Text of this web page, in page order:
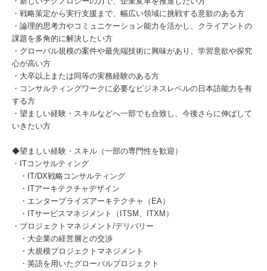
・戦略策定から実行支援まで、幅広い領域に挑戦する意欲のある方
・論理的思考力やコミュニケーション能力を活かし、クライアントの
課題を多角的に解決したい方
・グローバル規模の案件や最先端技術に興味があり、学習意欲や探究
心が高い方
・大卒以上または同等の実務経験のある方
・コンサルティングワークに必要なビジネスレベルの日本語能力を有
する方
・望ましい経験・スキルなどへ一部でも合致し、今後さらに伸ばして
いきたい方
◆望ましい経験・スキル（一部の専門性を歓迎）
・ITコンサルティング
・IT/DX戦略コンサルティング
・ITアーキテクチャデザイン
・エンタープライズアーキテクチャ（EA）
・ITサービスマネジメント（ITSM、ITXM）
・プロジェクトマネジメント/デリバリー
・大企業の経営層との交渉
・大規模プロジェクトマネジメント
・英語を用いたグローバルプロジェクト